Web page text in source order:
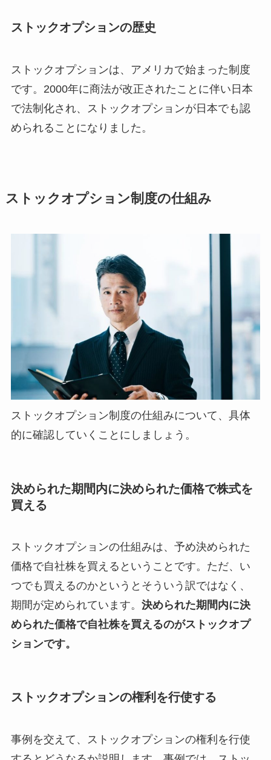
ストックオプションの歴史
ストックオプションは、アメリカで始まった制度
です。2000年に商法が改正されたことに伴い日本
で法制化され、ストックオプションが日本でも認
められることになりました。
ストックオプション制度の仕組み
ストックオプション制度の仕組みについて、具体
的に確認していくことにしましょう。
決められた期間内に決められた価格で株式を
買える
ストックオプションの仕組みは、予め決められた
価格で自社株を買えるということです。ただ、い
つでも買えるのかというとそういう訳ではなく、
期間が定められています。 決められた期間内に決
められた価格で自社株を買えるのがストックオプ
ションです。
ストックオプションの権利を行使する
事例を交えて、ストックオプションの権利を行使